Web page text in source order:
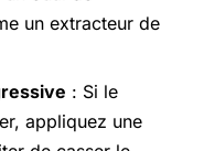
un extracteur de
: Si le
appliquez une